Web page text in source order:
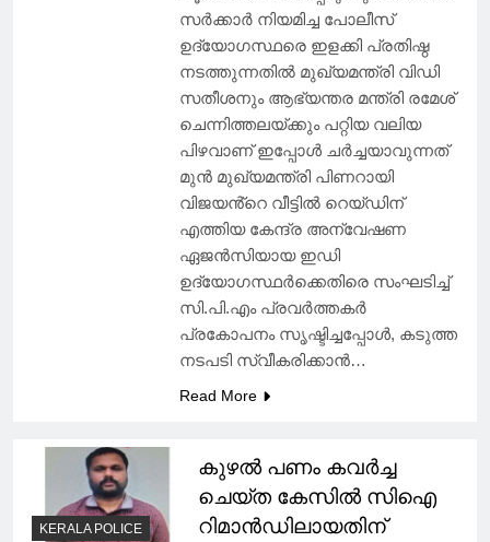
സർക്കാർ നിയമിച്ച പോലീസ്
ഉദ്യോഗസ്ഥരെ ഇളക്കി പ്രതിഷ്ഠ
നടത്തുന്നതിൽ മുഖ്യമന്ത്രി വിഡി
സതീശനും ആഭ്യന്തര മന്ത്രി രമേശ്
ചെന്നിത്തലയ്ക്കും പറ്റിയ വലിയ
പിഴവാണ് ഇപ്പോള്‍ ചർച്ചയാവുന്നത്
മുൻ മുഖ്യമന്ത്രി പിണറായി
വിജയൻ്റെ വീട്ടില്‍ റെയ്ഡിന്
എത്തിയ കേന്ദ്ര അന്വേഷണ
ഏജൻസിയായ ഇഡി
ഉദ്യോഗസ്ഥർക്കെതിരെ സംഘടിച്ച്‌
സി.പി.എം പ്രവർത്തകർ
പ്രകോപനം സൃഷ്ടിച്ചപ്പോള്‍, കടുത്ത
നടപടി സ്വീകരിക്കാൻ…
Read More
KERALA POLICE
കുഴൽ പണം കവർച്ച
ചെയ്ത കേസിൽ സിഐ
റിമാൻഡിലായതിന്